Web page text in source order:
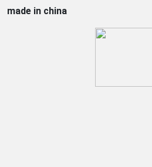
made in china